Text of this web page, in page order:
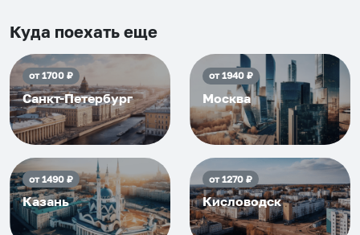
приезжать еще...
Куда поехать еще
от1700₽
Санкт-Петербург
от1940₽
Москва
от1490₽
Казань
от1270₽
Кисловодск